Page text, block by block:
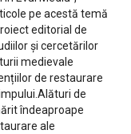
pe acestă temă
editorial de
și cercetărilor
medievale
de restaurare
de
îndeaproape
ale